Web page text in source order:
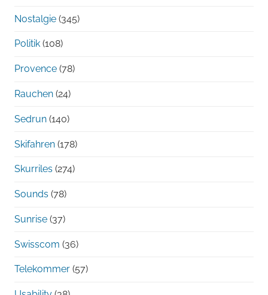
Nostalgie (345)
Politik (108)
Provence (78)
Rauchen (24)
Sedrun (140)
Skifahren (178)
Skurriles (274)
Sounds (78)
Sunrise (37)
Swisscom (36)
Telekommer (57)